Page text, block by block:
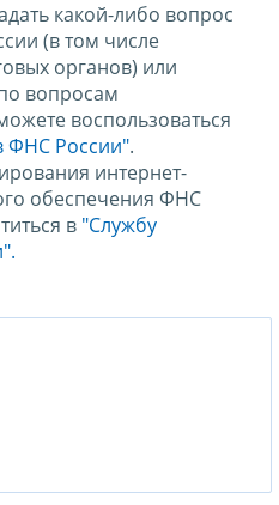
какой-либо вопрос
(в том числе
органов) или
вопросам
воспользоваться
ФНС России".
интернет-
обеспечения ФНС
в "Службу